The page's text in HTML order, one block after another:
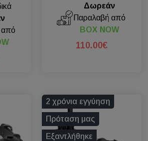
από
Δωρεάν
Παραλαβή από
BOX NOW
110.00€
2 χρόνια εγγύηση
Πρόταση μας
Εξαντλήθηκε